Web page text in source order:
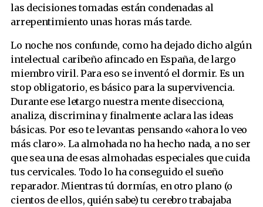
las decisiones tomadas están condenadas al
arrepentimiento unas horas más tarde.
Lo noche nos confunde, como ha dejado dicho algún
intelectual caribeño afincado en España, de largo
miembro viril. Para eso se inventó el dormir. Es un
stop obligatorio, es básico para la supervivencia.
Durante ese letargo nuestra mente disecciona,
analiza, discrimina y finalmente aclara las ideas
básicas. Por eso te levantas pensando «ahora lo veo
más claro». La almohada no ha hecho nada, a no ser
que sea una de esas almohadas especiales que cuida
tus cervicales. Todo lo ha conseguido el sueño
reparador. Mientras tú dormías, en otro plano (o
cientos de ellos, quién sabe) tu cerebro trabajaba